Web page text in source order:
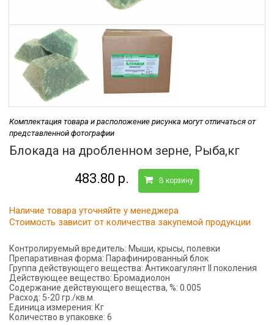
Комплектация товара и расположение рисунка могут отличаться от
представленной фотографии
Блокада на дробленном зерне, Рыба,кг
483.80 р. В корзину
Наличие товара уточняйте у менеджера
Стоимость зависит от количества закупемой продукции
Контролируемый вредитель: Мыши, крысы, полевки
Препаративная форма: Парафинированный блок
Группа действующего вещества: Антикоагулянт II поколения
Действующее вещество: Бромадиолон
Содержание действующего вещества, %: 0.005
Расход: 5-20 гр./кв.м.
Единица измерения: Кг
Количество в упаковке: 6